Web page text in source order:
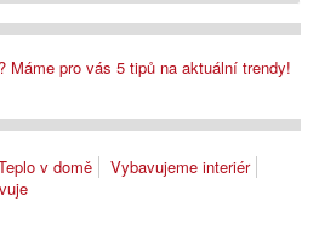
Máme pro vás 5 tipů na aktuální trendy!
v domě
Vybavujeme interiér